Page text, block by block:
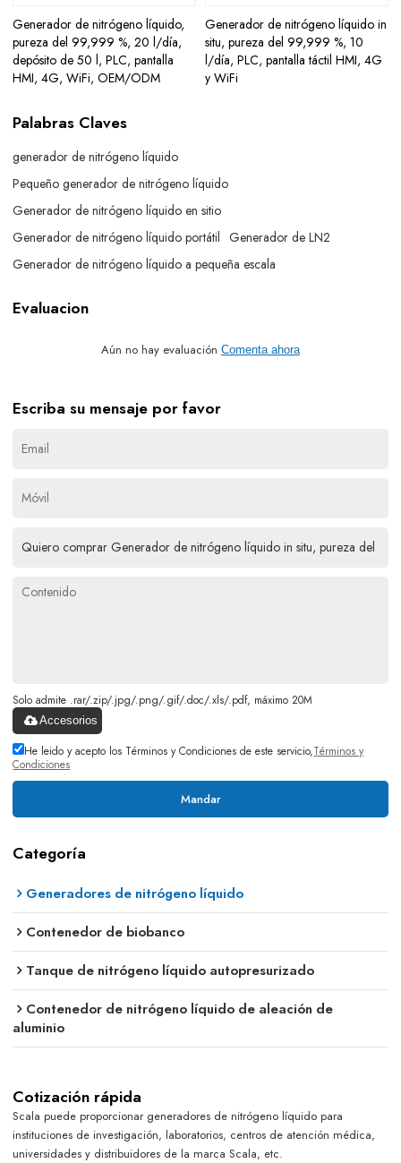
Generador de nitrógeno líquido,
pureza del 99,999 %, 20 l/día,
depósito de 50 l, PLC, pantalla
HMI, 4G, WiFi, OEM/ODM
Generador de nitrógeno líquido in
situ, pureza del 99,999 %, 10
l/día, PLC, pantalla táctil HMI, 4G
y WiFi
Palabras Claves
generador de nitrógeno líquido
Pequeño generador de nitrógeno líquido
Generador de nitrógeno líquido en sitio
Generador de nitrógeno líquido portátil Generador de LN2
Generador de nitrógeno líquido a pequeña escala
Evaluacion
Aún no hay evaluación Comenta ahora
Escriba su mensaje por favor
Solo admite .rar/.zip/.jpg/.png/.gif/.doc/.xls/.pdf, máximo 20M
Accesorios
He leido y acepto los Términos y Condiciones de este servicio,Términos y
Condiciones
Mandar
Categoría
Generadores de nitrógeno líquido
Contenedor de biobanco
Tanque de nitrógeno líquido autopresurizado
Contenedor de nitrógeno líquido de aleación de
aluminio
Cotización rápida
Scala puede proporcionar generadores de nitrógeno líquido para
instituciones de investigación, laboratorios, centros de atención médica,
universidades y distribuidores de la marca Scala, etc.